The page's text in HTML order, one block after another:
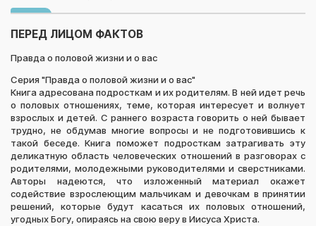
ПЕРЕД ЛИЦОМ ФАКТОВ
Правда о половой жизни и о вас
Серия "Правда о половой жизни и о вас"
Книга адресована подросткам и их родителям. В ней идет речь
о половых отношениях, теме, которая интересует и волнует
взрослых и детей. С раннего возраста говорить о ней бывает
трудно, не обдумав многие вопросы и не подготовившись к
такой беседе. Книга поможет подросткам затрагивать эту
деликатную область человеческих отношений в разговорах с
родителями, молодежными руководителями и сверстниками.
Авторы надеются, что изложенный материал окажет
содействие взрослеющим мальчикам и девочкам в принятии
решений, которые будут касаться их половых отношений,
угодных Богу, опираясь на свою веру в Иисуса Христа.